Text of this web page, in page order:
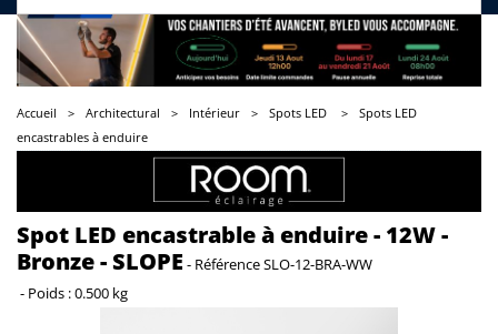
Accueil > Architectural > Intérieur > Spots LED >
Spots LED
encastrables à enduire
Spot LED encastrable à enduire - 12W -
Bronze - SLOPE - RéférenceSLO-12-BRA-WW
- Poids :0.500 kg